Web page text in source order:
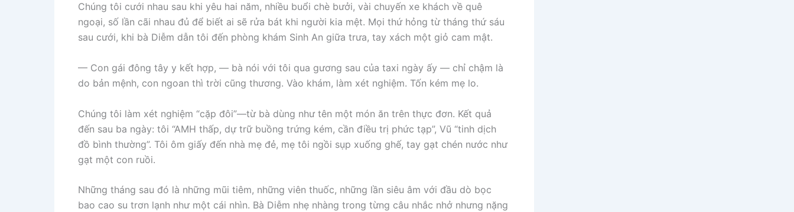
Chúng tôi cưới nhau sau khi yêu hai năm, nhiều buổi chè bưởi, vài chuyến xe khách về quê
ngoại, số lần cãi nhau đủ để biết ai sẽ rửa bát khi người kia mệt. Mọi thứ hỏng từ tháng thứ sáu
sau cưới, khi bà Diễm dẫn tôi đến phòng khám Sinh An giữa trưa, tay xách một giỏ cam mật.
— Con gái đông tây y kết hợp, — bà nói với tôi qua gương sau của taxi ngày ấy — chỉ chậm là
do bản mệnh, con ngoan thì trời cũng thương. Vào khám, làm xét nghiệm. Tốn kém mẹ lo.
Chúng tôi làm xét nghiệm “cặp đôi”—từ bà dùng như tên một món ăn trên thực đơn. Kết quả
đến sau ba ngày: tôi “AMH thấp, dự trữ buồng trứng kém, cần điều trị phức tạp”, Vũ “tinh dịch
đồ bình thường”. Tôi ôm giấy đến nhà mẹ đẻ, mẹ tôi ngồi sụp xuống ghế, tay gạt chén nước như
gạt một con ruồi.
Những tháng sau đó là những mũi tiêm, những viên thuốc, những lần siêu âm với đầu dò bọc
bao cao su trơn lạnh như một cái nhìn. Bà Diễm nhẹ nhàng trong từng câu nhắc nhở nhưng nặng